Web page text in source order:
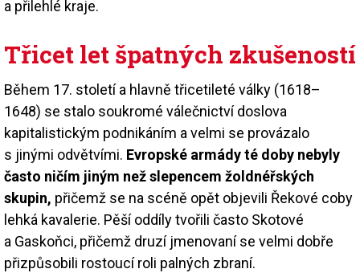
a přilehlé kraje.
Třicet let špatných zkušeností
Během 17. století a hlavně třicetileté války (1618–
1648) se stalo soukromé válečnictví doslova
kapitalistickým podnikáním a velmi se provázalo
s jinými odvětvími. Evropské armády té doby nebyly
často ničím jiným než slepencem žoldnéřských
skupin, přičemž se na scéně opět objevili Řekové coby
lehká kavalerie. Pěší oddíly tvořili často Skotové
a Gaskoňci, přičemž druzí jmenovaní se velmi dobře
přizpůsobili rostoucí roli palných zbraní.